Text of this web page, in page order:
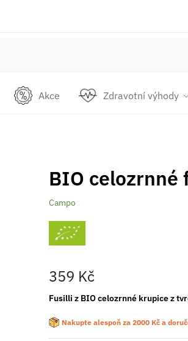
Akce Zdravotní výhody
BIO celozrnné
Campo
359 Kč
Fusilli z BIO celozrnné krupice z
Nakupte alespoň za 2000 Kča